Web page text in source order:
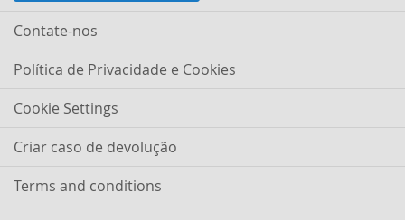
Contate-nos
Política de Privacidade e Cookies
Cookie Settings
Criar caso de devolução
Terms and conditions